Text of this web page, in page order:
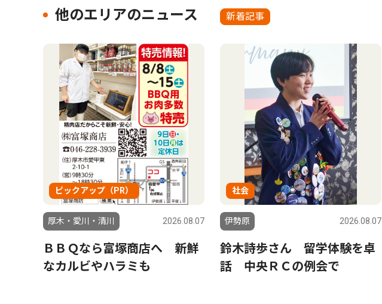
他のエリアのニュース 新着記事
ピックアップ（PR）
厚木・愛川・清川 2026.08.07
ＢＢＱなら富塚商店へ 新鮮
なカルビやハラミも
社会
伊勢原 2026.08.07
鈴木詩歩さん 留学体験を卓
話 中央ＲＣの例会で